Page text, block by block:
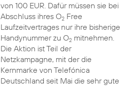
von 100 EUR. Dafür müssen sie bei
Abschluss ihres O2Free
Laufzeitvertrages nur ihre bisherige
Handynummer zu O2mitnehmen.
Die Aktion ist Teil der
Netzkampagne, mit der die
Kernmarke von Telefónica
Deutschland seit Mai die sehr gute